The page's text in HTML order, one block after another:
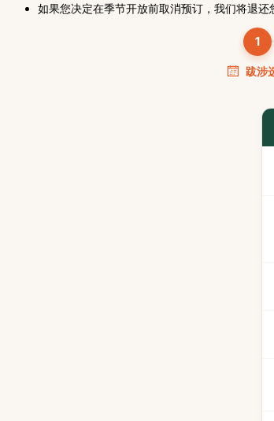
如果您决定在季节开放前取消预订，我们将退还
跋涉